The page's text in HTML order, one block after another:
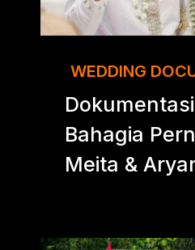
WEDDING
Bahagia
Meita &